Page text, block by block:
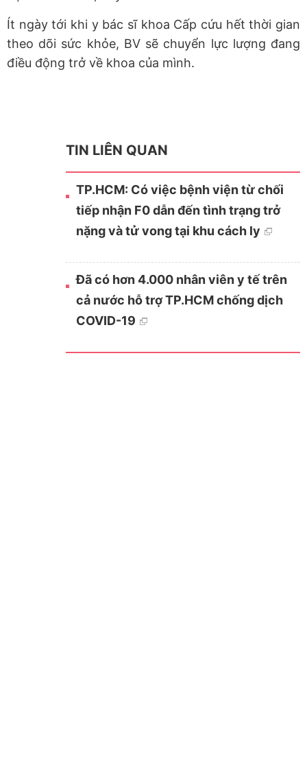
Ít ngày tới khi y bác sĩ khoa Cấp cứu hết thời gian
theo dõi sức khỏe, BV sẽ chuyển lực lượng đang
điều động trở về khoa của mình.
TIN LIÊN QUAN
TP.HCM: Có việc bệnh viện từ chối
tiếp nhận F0 dẫn đến tình trạng trở
nặng và tử vong tại khu cách ly
Đã có hơn 4.000 nhân viên y tế trên
cả nước hỗ trợ TP.HCM chống dịch
COVID-19